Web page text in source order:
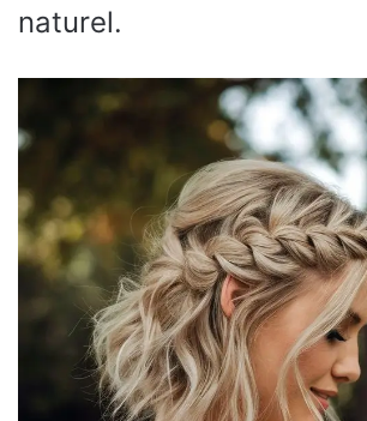
naturel.